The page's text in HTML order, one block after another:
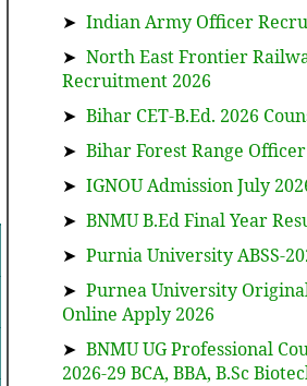
➤ Indian Army Officer
➤ North East Frontier
Recruitment 2026
➤ Bihar CET-B.Ed. 2026
➤ Bihar Forest Range
➤ IGNOU Admission July
➤ BNMU B.Ed Final Year
➤ Purnia University ABSS-
➤ Purnea University
Online Apply 2026
➤ BNMU UG Professional
2026-29 BCA, BBA, B.Sc